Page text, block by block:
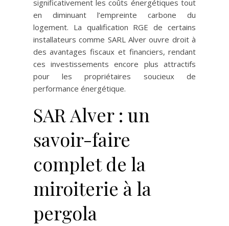
significativement les coûts énergétiques tout
en diminuant l’empreinte carbone du
logement. La qualification RGE de certains
installateurs comme SARL Alver ouvre droit à
des avantages fiscaux et financiers, rendant
ces investissements encore plus attractifs
pour les propriétaires soucieux de
performance énergétique.
SAR Alver : un
savoir-faire
complet de la
miroiterie à la
pergola